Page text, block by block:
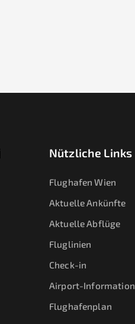
Nützliche Links
Flughafen Wien
Aktuelle Ankünfte
Aktuelle Abflüge
Fluglinien
Check-in
Airport-Information
Flughafenplan